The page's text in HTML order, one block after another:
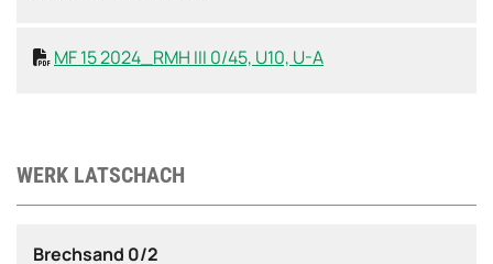
 MF 15 2024_RMH III 0/45, U10, U-A
WERK LATSCHACH
Brechsand 0/2